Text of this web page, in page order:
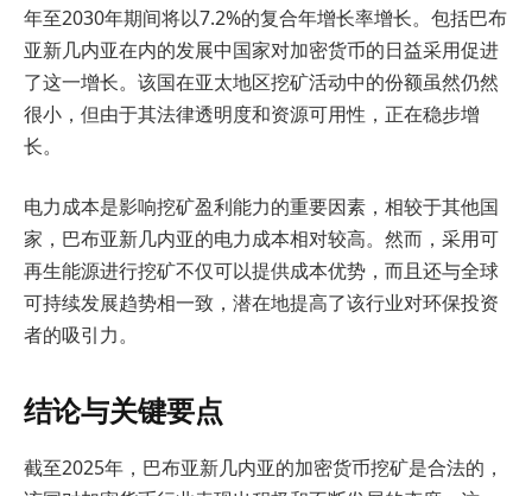
年至2030年期间将以7.2%的复合年增长率增长。包括巴布
亚新几内亚在内的发展中国家对加密货币的日益采用促进
了这一增长。该国在亚太地区挖矿活动中的份额虽然仍然
很小，但由于其法律透明度和资源可用性，正在稳步增
长。
电力成本是影响挖矿盈利能力的重要因素，相较于其他国
家，巴布亚新几内亚的电力成本相对较高。然而，采用可
再生能源进行挖矿不仅可以提供成本优势，而且还与全球
可持续发展趋势相一致，潜在地提高了该行业对环保投资
者的吸引力。
结论与关键要点
截至2025年，巴布亚新几内亚的加密货币挖矿是合法的，